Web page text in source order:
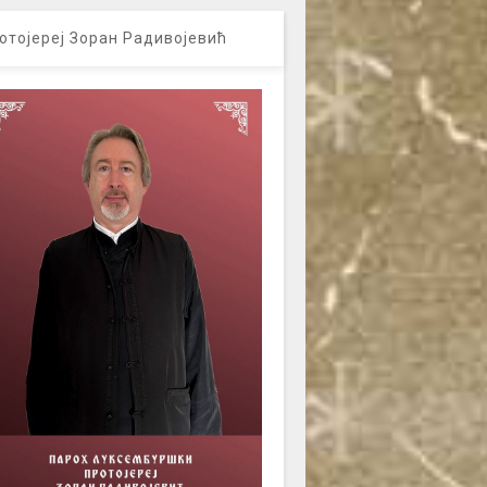
Зоран Радивојевић